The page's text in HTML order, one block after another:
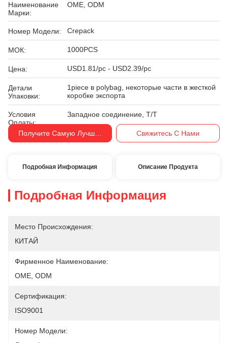
Наименование
Марки:
OME, ODM
Номер Модели: Crepack
МОК: 1000PCS
Цена: USD1.81/pc - USD2.39/pc
Детали
Упаковки:
1piece в polybag, некоторые части в жесткой
коробке экспорта
Условия
Оплаты:
Западное соединение, T/T
Получите Самую Лучшую Цену Свяжитесь С Нами
Подробная Информация Описание Продукта
Подробная Информация
Место Происхождения:
КИТАЙ
Фирменное Наименование:
OME, ODM
Сертификация:
ISO9001
Номер Модели: